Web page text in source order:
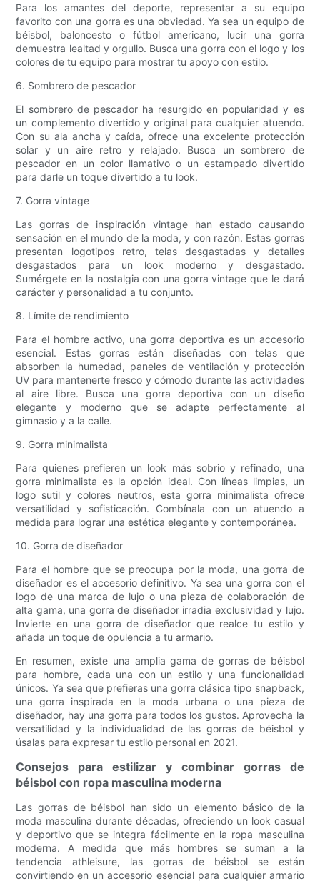
Para los amantes del deporte, representar a su equipo
favorito con una gorra es una obviedad. Ya sea un equipo de
béisbol, baloncesto o fútbol americano, lucir una gorra
demuestra lealtad y orgullo. Busca una gorra con el logo y los
colores de tu equipo para mostrar tu apoyo con estilo.
6. Sombrero de pescador
El sombrero de pescador ha resurgido en popularidad y es
un complemento divertido y original para cualquier atuendo.
Con su ala ancha y caída, ofrece una excelente protección
solar y un aire retro y relajado. Busca un sombrero de
pescador en un color llamativo o un estampado divertido
para darle un toque divertido a tu look.
7. Gorra vintage
Las gorras de inspiración vintage han estado causando
sensación en el mundo de la moda, y con razón. Estas gorras
presentan logotipos retro, telas desgastadas y detalles
desgastados para un look moderno y desgastado.
Sumérgete en la nostalgia con una gorra vintage que le dará
carácter y personalidad a tu conjunto.
8. Límite de rendimiento
Para el hombre activo, una gorra deportiva es un accesorio
esencial. Estas gorras están diseñadas con telas que
absorben la humedad, paneles de ventilación y protección
UV para mantenerte fresco y cómodo durante las actividades
al aire libre. Busca una gorra deportiva con un diseño
elegante y moderno que se adapte perfectamente al
gimnasio y a la calle.
9. Gorra minimalista
Para quienes prefieren un look más sobrio y refinado, una
gorra minimalista es la opción ideal. Con líneas limpias, un
logo sutil y colores neutros, esta gorra minimalista ofrece
versatilidad y sofisticación. Combínala con un atuendo a
medida para lograr una estética elegante y contemporánea.
10. Gorra de diseñador
Para el hombre que se preocupa por la moda, una gorra de
diseñador es el accesorio definitivo. Ya sea una gorra con el
logo de una marca de lujo o una pieza de colaboración de
alta gama, una gorra de diseñador irradia exclusividad y lujo.
Invierte en una gorra de diseñador que realce tu estilo y
añada un toque de opulencia a tu armario.
En resumen, existe una amplia gama de gorras de béisbol
para hombre, cada una con un estilo y una funcionalidad
únicos. Ya sea que prefieras una gorra clásica tipo snapback,
una gorra inspirada en la moda urbana o una pieza de
diseñador, hay una gorra para todos los gustos. Aprovecha la
versatilidad y la individualidad de las gorras de béisbol y
úsalas para expresar tu estilo personal en 2021.
Consejos para estilizar y combinar gorras de
béisbol con ropa masculina moderna
Las gorras de béisbol han sido un elemento básico de la
moda masculina durante décadas, ofreciendo un look casual
y deportivo que se integra fácilmente en la ropa masculina
moderna. A medida que más hombres se suman a la
tendencia athleisure, las gorras de béisbol se están
convirtiendo en un accesorio esencial para cualquier armario